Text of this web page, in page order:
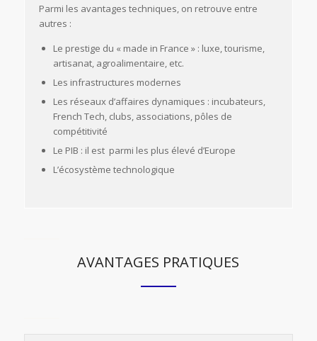
Parmi les avantages techniques, on retrouve entre
autres :
Le prestige du « made in France » : luxe, tourisme,
artisanat, agroalimentaire, etc.
Les infrastructures modernes
Les réseaux d’affaires dynamiques : incubateurs,
French Tech, clubs, associations, pôles de
compétitivité
Le PIB : il est parmi les plus élevé d’Europe
L’écosystème technologique
AVANTAGES PRATIQUES